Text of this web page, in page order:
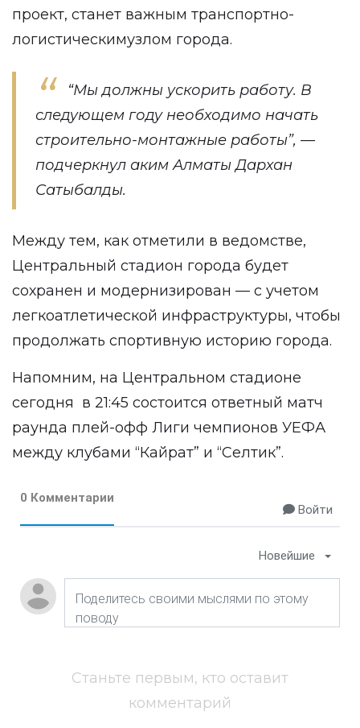
проект, станет важным транспортно-
логистическимузлом города.
“Мы должны ускорить работу. В
следующем году необходимо начать
строительно-монтажные работы”, —
подчеркнул аким Алматы Дархан
Сатыбалды.
Между тем, как отметили в ведомстве,
Центральный стадион города будет
сохранен и модернизирован — с учетом
легкоатлетической инфраструктуры, чтобы
продолжать спортивную историю города.
Напомним, на Центральном стадионе
сегодня в 21:45 состоится ответный матч
раунда плей-офф Лиги чемпионов УЕФА
между клубами “Кайрат” и “Селтик”.
0 Комментарии
Войти
Новейшие
Станьте первым, кто оставит
комментарий